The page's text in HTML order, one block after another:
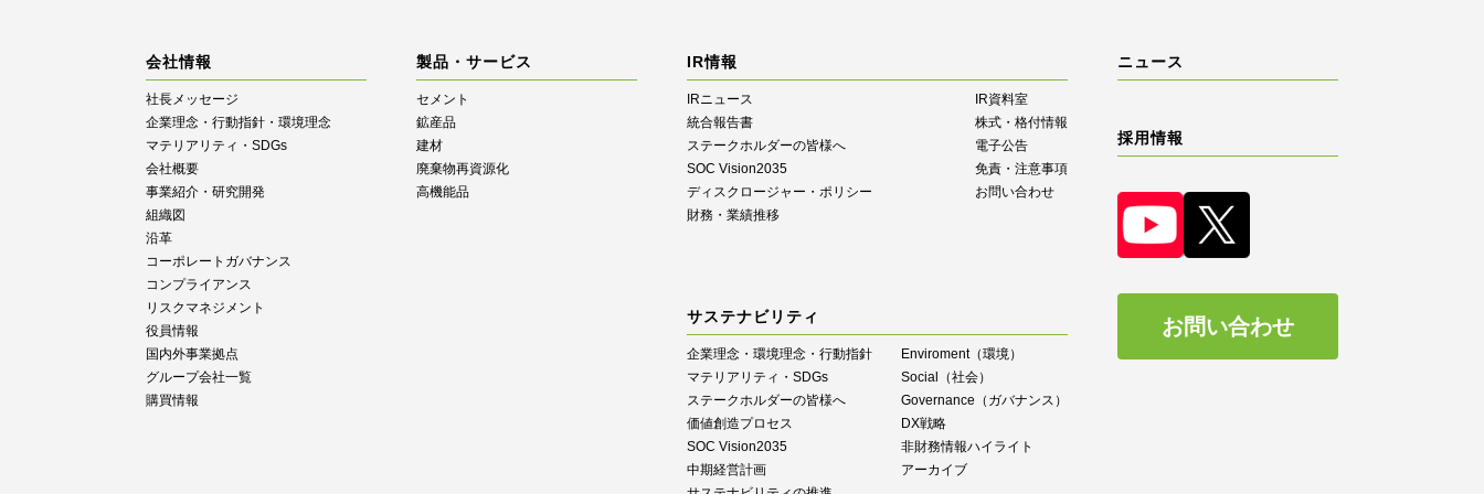
会社情報
社長メッセージ
企業理念・行動指針・環境理念
マテリアリティ・SDGs
会社概要
事業紹介・研究開発
組織図
沿革
コーポレートガバナンス
コンプライアンス
リスクマネジメント
役員情報
国内外事業拠点
グループ会社一覧
購買情報
製品・サービス
セメント
鉱産品
建材
廃棄物再資源化
高機能品
IR情報
IRニュース
統合報告書
ステークホルダーの皆様へ
SOC Vision2035
ディスクロージャー・ポリシー
財務・業績推移
IR資料室
株式・格付情報
電子公告
免責・注意事項
お問い合わせ
サステナビリティ
企業理念・環境理念・行動指針
マテリアリティ・SDGs
ステークホルダーの皆様へ
価値創造プロセス
SOC Vision2035
中期経営計画
Enviroment（環境）
Social（社会）
Governance（ガバナンス）
DX戦略
⾮財務情報ハイライト
アーカイブ
ニュース
採用情報
お問い合わせ